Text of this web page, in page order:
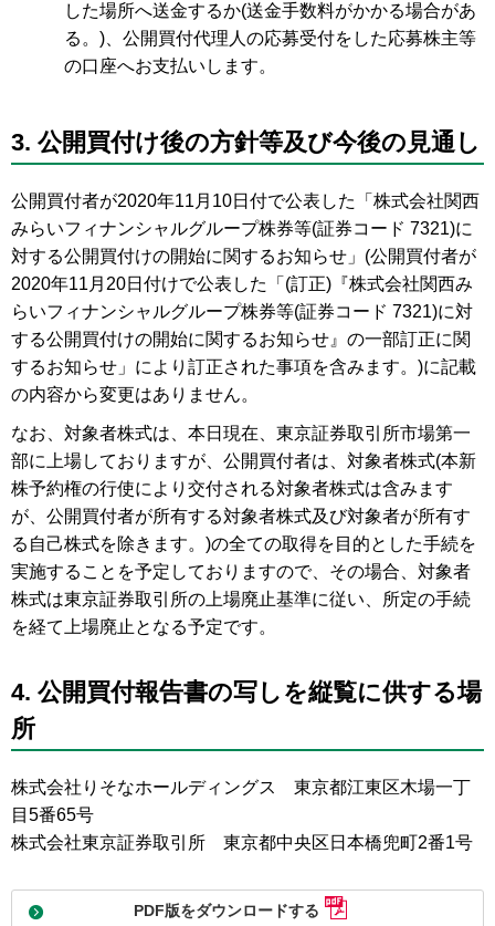
した場所へ送金するか(送金手数料がかかる場合があ
る。)、公開買付代理人の応募受付をした応募株主等
の口座へお支払いします。
3. 公開買付け後の方針等及び今後の見通し
公開買付者が2020年11月10日付で公表した「株式会社関西
みらいフィナンシャルグループ株券等(証券コード 7321)に
対する公開買付けの開始に関するお知らせ」(公開買付者が
2020年11月20日付けで公表した「(訂正)『株式会社関西み
らいフィナンシャルグループ株券等(証券コード 7321)に対
する公開買付けの開始に関するお知らせ』の一部訂正に関
するお知らせ」により訂正された事項を含みます。)に記載
の内容から変更はありません。
なお、対象者株式は、本日現在、東京証券取引所市場第一
部に上場しておりますが、公開買付者は、対象者株式(本新
株予約権の行使により交付される対象者株式は含みます
が、公開買付者が所有する対象者株式及び対象者が所有す
る自己株式を除きます。)の全ての取得を目的とした手続を
実施することを予定しておりますので、その場合、対象者
株式は東京証券取引所の上場廃止基準に従い、所定の手続
を経て上場廃止となる予定です。
4. 公開買付報告書の写しを縦覧に供する場
所
株式会社りそなホールディングス 東京都江東区木場一丁
目5番65号
株式会社東京証券取引所 東京都中央区日本橋兜町2番1号
PDF版をダウンロードする